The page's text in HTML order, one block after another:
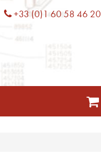
Phone
+33 (0)1 60 58 46 20